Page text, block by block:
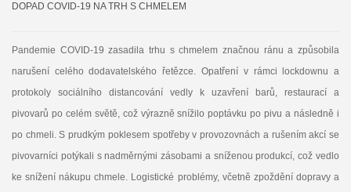
DOPAD COVID-19 NA TRH S CHMELEM
Pandemie COVID-19 zasadila trhu s chmelem značnou ránu a způsobila
narušení celého dodavatelského řetězce. Opatření v rámci lockdownu a
protokoly sociálního distancování vedly k uzavření barů, restaurací a
pivovarů po celém světě, což výrazně snížilo poptávku po pivu a následně i
po chmeli. S prudkým poklesem spotřeby v provozovnách a rušením akcí se
pivovarníci potýkali s nadměrnými zásobami a sníženou produkcí, což vedlo
ke snížení nákupu chmele. Logistické problémy, včetně zpoždění dopravy a